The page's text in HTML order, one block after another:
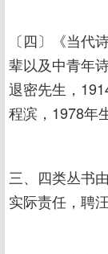
〔四〕《当代
辈以及中青年
退密先生，
程滨，1978年
三、四类丛书
实际责任，聘